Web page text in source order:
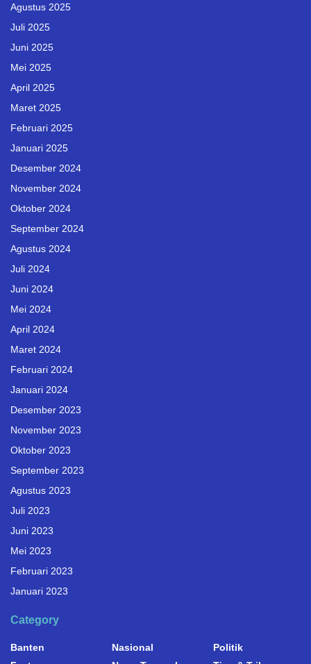
Agustus 2025
Juli 2025
Juni 2025
Mei 2025
April 2025
Maret 2025
Februari 2025
Januari 2025
Desember 2024
November 2024
Oktober 2024
September 2024
Agustus 2024
Juli 2024
Juni 2024
Mei 2024
April 2024
Maret 2024
Februari 2024
Januari 2024
Desember 2023
November 2023
Oktober 2023
September 2023
Agustus 2023
Juli 2023
Juni 2023
Mei 2023
Februari 2023
Januari 2023
Category
Banten
Nasional
Politik